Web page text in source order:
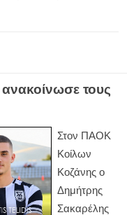
τους
Στον ΠΑΟΚ
Κοίλων
Κοζάνης ο
Δημήτρης
Σακαρέλης